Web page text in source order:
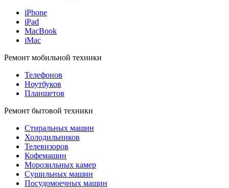
iPhone
iPad
MacBook
iMac
Ремонт мобильной техники
Телефонов
Ноутбуков
Планшетов
Ремонт бытовой техники
Стиральных машин
Холодильников
Телевизоров
Кофемашин
Морозильных камер
Сушильных машин
Посудомоечных машин